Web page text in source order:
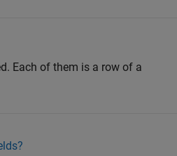
Each of them is a row of a